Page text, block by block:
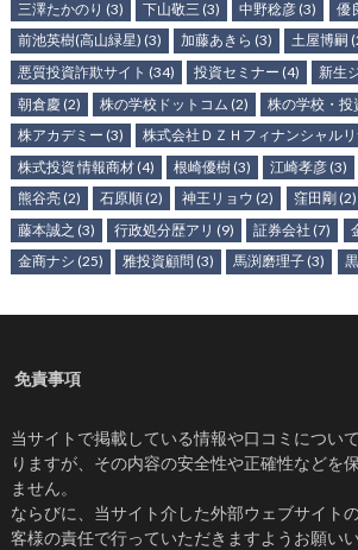
三澤たかのり (3) 下山敬三 (3) 中野稔彦 (3) 優
前池英樹(高山緑星) (3) 加藤あきら (3) 土屋博嗣
悪質投資詐欺サイト (34) 投資セミナー (4) 新生
朝倉慶 (2) 株の学校ドットコム (2) 株の学校・投
株アカデミー (3) 株式会社ＤＺＨフィナンシャル
株式投資 情報商材(4) 根崎優樹 (3) 江崎孝彦 (3)
熊谷亮(2) 石原順 (2) 神王リョウ (2) 窪田剛(2)
藤本誠之 (3) 行政処分歴アリ (9) 証券会社 (7)
金商ナシ (25) 雅投資顧問 (3) 馬渕磨理子 (3)
免責事項
当サイトで掲載している情報や口コミについ
りますが、その内容の安全性や正確性などを
ません。
ならびに、当サイト介した外部ウェブサイト
客様の責任で行っていただきますようお願いい